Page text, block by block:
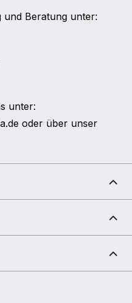
Beratung unter:
unter:
oder über unser